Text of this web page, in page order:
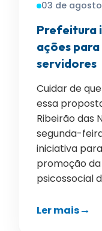
03 de
Prefeitura
ações
servidores
Cuidar de
essa
Ribeirão das
segunda-
iniciativa
promoção
psicossocial
Ler mais